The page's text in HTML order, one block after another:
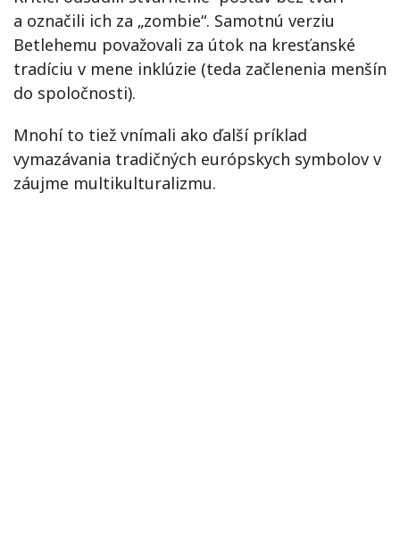
a označili ich za „zombie“. Samotnú verziu
Betlehemu považovali za útok na kresťanské
tradíciu v mene inklúzie (teda začlenenia menšín
do spoločnosti).
Mnohí to tiež vnímali ako ďalší príklad
vymazávania tradičných európskych symbolov v
záujme multikulturalizmu.